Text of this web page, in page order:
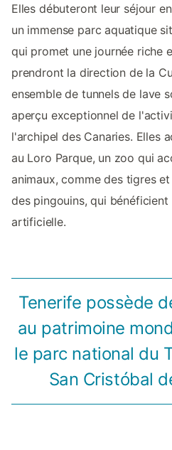
Elles débuteront leur séjour
un immense parc aquatique
qui promet une journée riche
prendront la direction de la
ensemble de tunnels de lave
aperçu exceptionnel de
l'archipel des Canaries. Elles
au Loro Parque, un zoo qui
animaux, comme des tigres
des pingouins, qui bénéficient
artificielle.
Tenerife possède
au patrimoine
le parc national du
San Cristóbal